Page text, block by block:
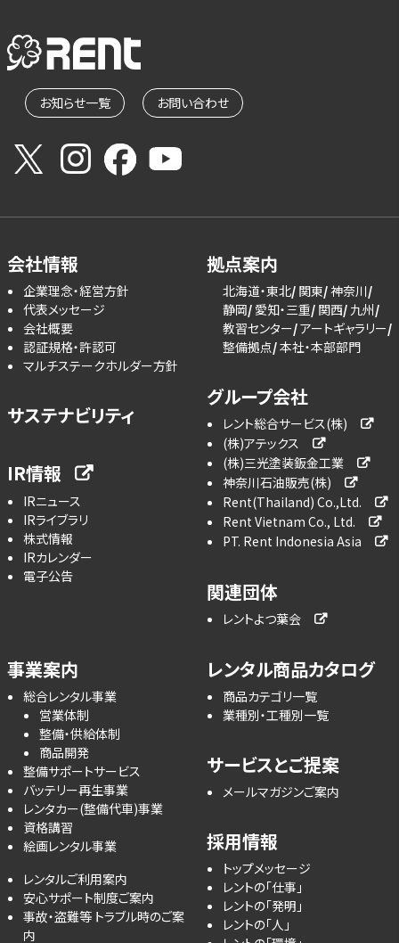
お知らせ一覧 お問い合わせ
会社情報
企業理念・経営方針
代表メッセージ
会社概要
認証規格・許認可
マルチステークホルダー方針
サステナビリティ
IR情報
IRニュース
IRライブラリ
株式情報
IRカレンダー
電子公告
拠点案内
北海道・東北 関東 神奈川
静岡 愛知・三重 関西 九州
教習センター アートギャラリー
整備拠点 本社・本部部門
グループ会社
レント総合サービス(株)
(株)アテックス
(株)三光塗装鈑金工業
神奈川石油販売(株)
Rent(Thailand) Co.,Ltd.
Rent Vietnam Co., Ltd.
PT. Rent Indonesia Asia
関連団体
レントよつ葉会
事業案内
総合レンタル事業
営業体制
整備・供給体制
商品開発
整備サポートサービス
バッテリー再生事業
レンタカー(整備代車)事業
資格講習
絵画レンタル事業
レンタルご利用案内
安心サポート制度ご案内
事故・盗難等 トラブル時のご案
内
レンタル商品カタログ
商品カテゴリ一覧
業種別・工種別一覧
サービスとご提案
メールマガジンご案内
採用情報
トップメッセージ
レントの「仕事」
レントの「発明」
レントの「人」